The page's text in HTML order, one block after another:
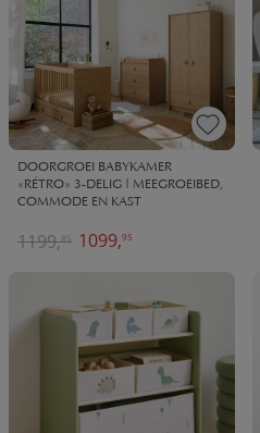
DOORGROEI BABYKAMER
«RÉTRO» 3-DELIG | MEEGROEIBED,
COMMODE EN KAST
1099,95
1199,85